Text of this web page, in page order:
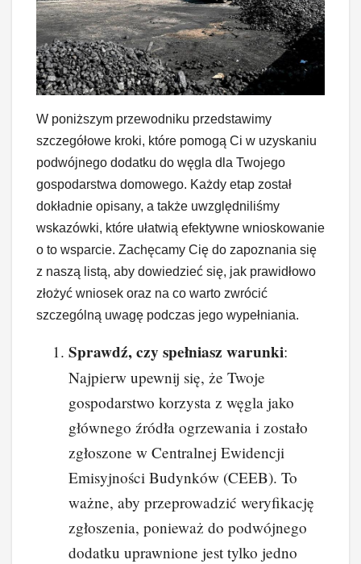
W poniższym przewodniku przedstawimy
szczegółowe kroki, które pomogą Ci w uzyskaniu
podwójnego dodatku do węgla dla Twojego
gospodarstwa domowego. Każdy etap został
dokładnie opisany, a także uwzględniliśmy
wskazówki, które ułatwią efektywne wnioskowanie
o to wsparcie. Zachęcamy Cię do zapoznania się
z naszą listą, aby dowiedzieć się, jak prawidłowo
złożyć wniosek oraz na co warto zwrócić
szczególną uwagę podczas jego wypełniania.
Sprawdź, czy spełniasz warunki:
Najpierw upewnij się, że Twoje
gospodarstwo korzysta z węgla jako
głównego źródła ogrzewania i zostało
zgłoszone w Centralnej Ewidencji
Emisyjności Budynków (CEEB). To
ważne, aby przeprowadzić weryfikację
zgłoszenia, ponieważ do podwójnego
dodatku uprawnione jest tylko jedno